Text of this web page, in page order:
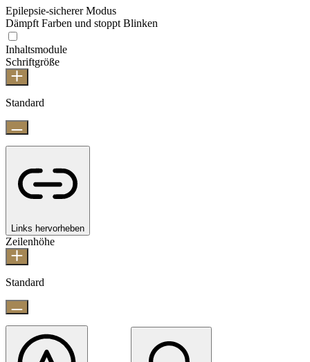
Epilepsie-sicherer Modus
Dämpft Farben und stoppt Blinken
Inhaltsmodule
Schriftgröße
Standard
Links hervorheben
Zeilenhöhe
Standard